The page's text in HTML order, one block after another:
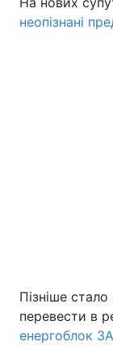
неопізнані
Пізніше
перевести в
енергоблок